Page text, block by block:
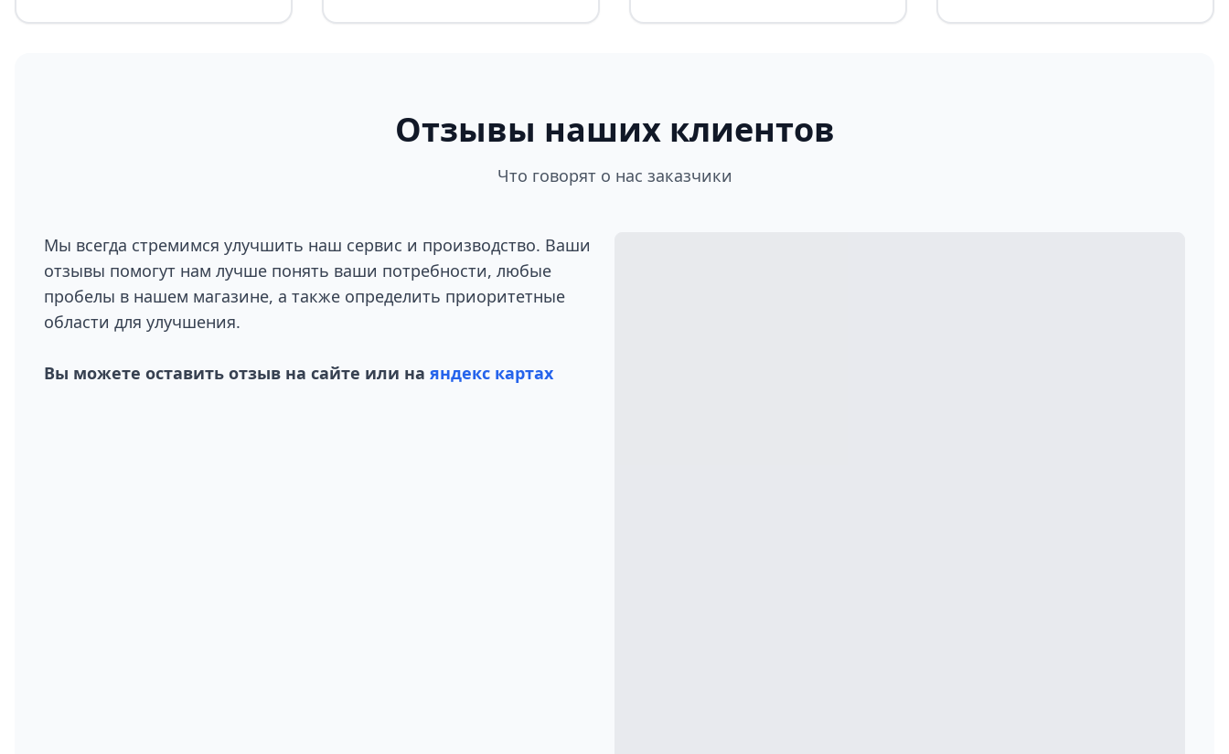
Отзывы наших клиентов
Что говорят о нас заказчики
Мы всегда стремимся улучшить наш сервис и производство. Ваши
отзывы помогут нам лучше понять ваши потребности, любые
пробелы в нашем магазине, а также определить приоритетные
области для улучшения.
Вы можете оставить отзыв на сайте или на яндекс картах